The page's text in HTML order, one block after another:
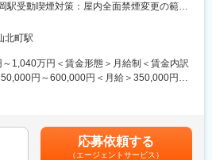
の価値観にとらわれない斬新な発想力や行
求めています。
手のために貢献したいという熱い「想
いう使命感のある方を歓迎します。
経営に徹する」という理念を掲げ、東証プ
拠点を有する第一地方銀行です。
株式・投資信託等）
定、取引執行、ポジション／リスク管
作成、関連部署連携等
かし、当行の利益成長に貢献することが
駅受動喫煙対策：屋内全面禁煙変更の範
所（リモートワーク含む）
北町駅
1,040万円＜賃金形態＞月給制＜賃金内訳
円～600,000円＜月給＞350,000円～
であり、選考を通じて上下する可能性があ
固定手当を含めた表記です。
応募依頼する
（エージェントサービス）